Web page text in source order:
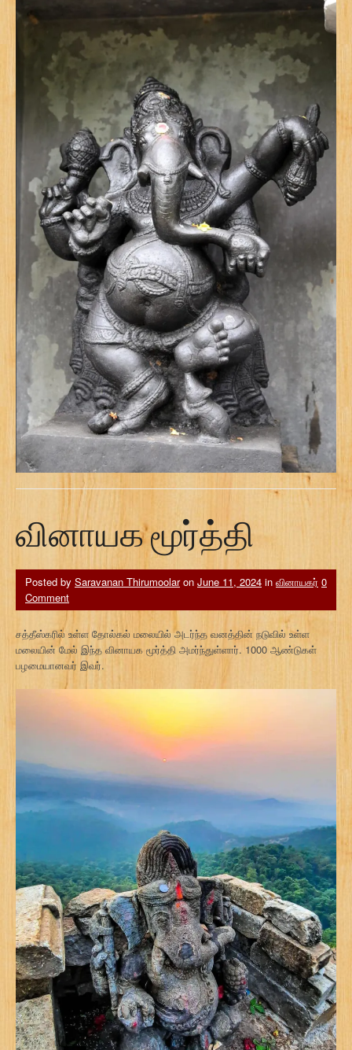
வினாயக மூர்த்தி
Posted by Saravanan Thirumoolaron June 11, 2024 in வினாயகர் 0
Comment
சத்தீஸ்கரில் உள்ள தோல்கல் மலையில் அடர்ந்த வனத்தின் நடுவில் உள்ள
மலையின் மேல் இந்த வினாயக மூர்த்தி அமர்ந்துள்ளார். 1000 ஆண்டுகள்
பழமையானவர் இவர்.